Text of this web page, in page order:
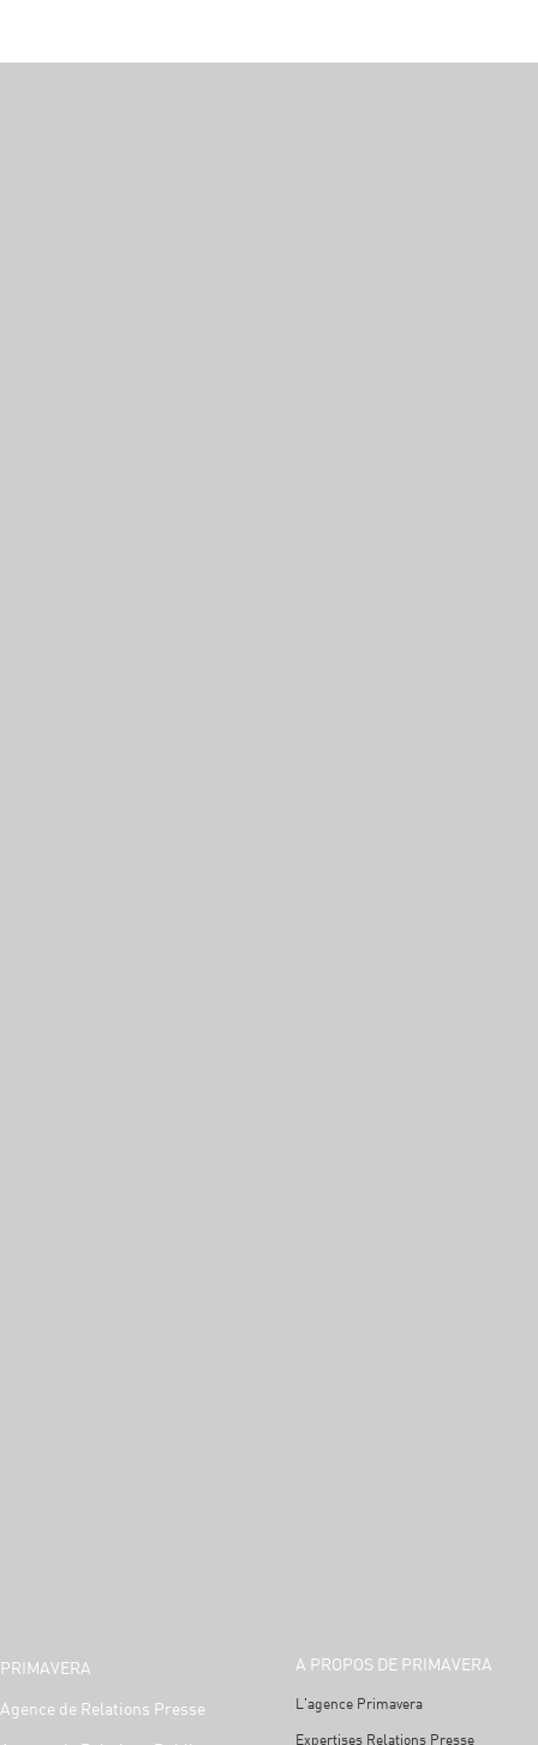
PRIMAVERA
Agence de Relations Presse
A PROPOS DE PRIMAVERA
L'agence Primavera
Expertises Relations Presse